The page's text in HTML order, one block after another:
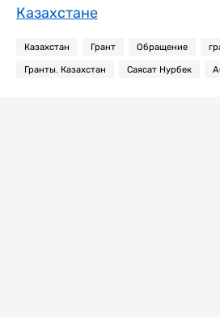
Казахстане
Казахстан Грант Обращение
Гранты. Казахстан Саясат Нурбек